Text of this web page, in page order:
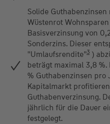
Solide
Wüstenrot
Basisverzinsung von
Sonderzins. Dieser
"Umlaufsrendite"3)
beträgt maximal 3,8 %.
% Guthabenzinsen pro
Kapitalmarkt
Guthabenverzinsung.
jährlich für die Dauer
festgelegt.